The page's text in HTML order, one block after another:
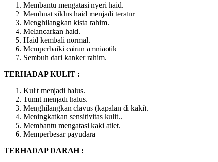
Membantu mengatasi nyeri haid.
Membuat siklus haid menjadi teratur.
Menghilangkan kista rahim.
Melancarkan haid.
Haid kembali normal.
Memperbaiki cairan amniaotik
Sembuh dari kanker rahim.
TERHADAP KULIT :
Kulit menjadi halus.
Tumit menjadi halus.
Menghilangkan clavus (kapalan di kaki).
Meningkatkan sensitivitas kulit..
Membantu mengatasi kaki atlet.
Memperbesar payudara
TERHADAP DARAH :